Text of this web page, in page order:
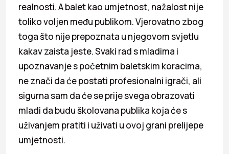
realnosti. A balet kao umjetnost, nažalost nije
toliko voljen među publikom. Vjerovatno zbog
toga što nije prepoznata u njegovom svjetlu
kakav zaista jeste. Svaki rad s mladima i
upoznavanje s početnim baletskim koracima,
ne znači da će postati profesionalni igrači, ali
sigurna sam da će se prije svega obrazovati
mladi da budu školovana publika koja će s
uživanjem pratiti i uživati u ovoj grani prelijepe
umjetnosti.